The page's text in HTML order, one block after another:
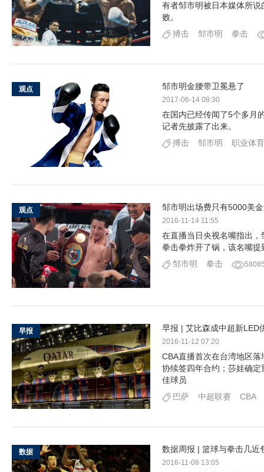
有者邹市明被日本媒体所说
败。
搏击
邹市明 拳击
邹市明金腰带卫冕悬了
2017-06-14 08:30
在国内已经传闻了5个多月
记者先披露了出来。
搏击
邹市明 职业体育
观点
邹市明出场费只有5000美
2016-11-14 11:55
在直播当日央视名嘴指出
拳击拳炸开了锅，该名嘴提
邹市明
拳击
观点
早报 | 艾比森成中超新LED
2016-11-12 07:20
CBA直播首次在台湾地区
协续签四年合约；莎娃确
佳球员
巴萨
中超联赛 CBA
早报
数据周报 | 篮球与拳击几近
2016-11-08 13:05
数据